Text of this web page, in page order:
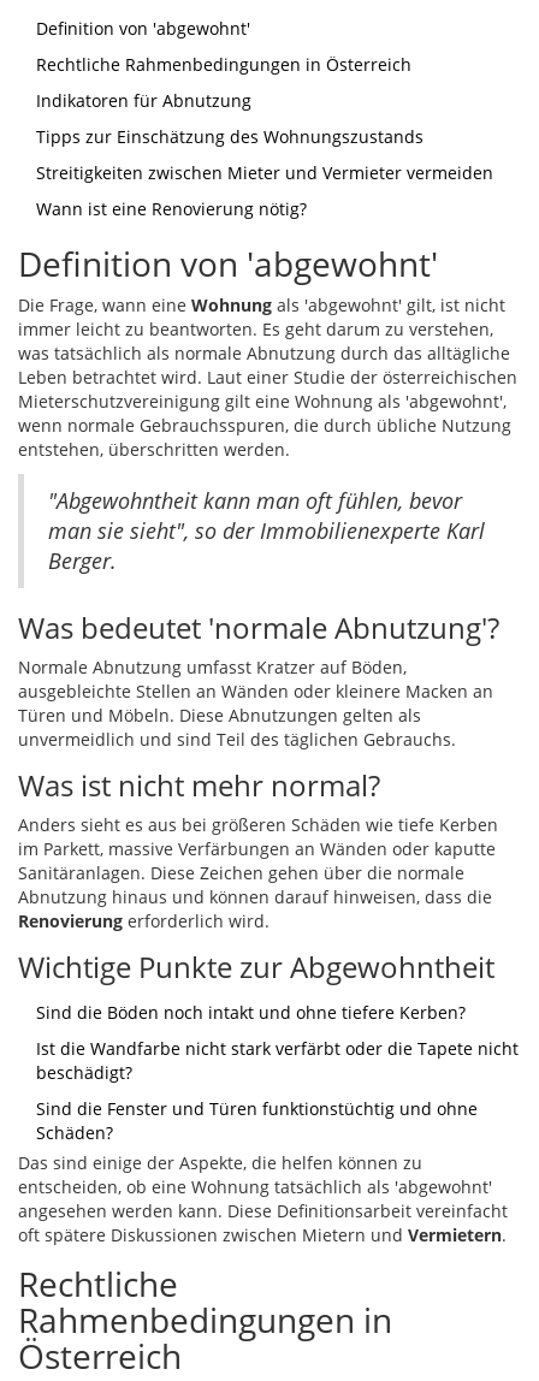
Definition von 'abgewohnt'
Rechtliche Rahmenbedingungen in Österreich
Indikatoren für Abnutzung
Tipps zur Einschätzung des Wohnungszustands
Streitigkeiten zwischen Mieter und Vermieter vermeiden
Wann ist eine Renovierung nötig?
Definition von 'abgewohnt'
Die Frage, wann eine Wohnung als 'abgewohnt' gilt, ist nicht
immer leicht zu beantworten. Es geht darum zu verstehen,
was tatsächlich als normale Abnutzung durch das alltägliche
Leben betrachtet wird. Laut einer Studie der österreichischen
Mieterschutzvereinigung gilt eine Wohnung als 'abgewohnt',
wenn normale Gebrauchsspuren, die durch übliche Nutzung
entstehen, überschritten werden.
"Abgewohntheit kann man oft fühlen, bevor
man sie sieht", so der Immobilienexperte Karl
Berger.
Was bedeutet 'normale Abnutzung'?
Normale Abnutzung umfasst Kratzer auf Böden,
ausgebleichte Stellen an Wänden oder kleinere Macken an
Türen und Möbeln. Diese Abnutzungen gelten als
unvermeidlich und sind Teil des täglichen Gebrauchs.
Was ist nicht mehr normal?
Anders sieht es aus bei größeren Schäden wie tiefe Kerben
im Parkett, massive Verfärbungen an Wänden oder kaputte
Sanitäranlagen. Diese Zeichen gehen über die normale
Abnutzung hinaus und können darauf hinweisen, dass die
Renovierung erforderlich wird.
Wichtige Punkte zur Abgewohntheit
Sind die Böden noch intakt und ohne tiefere Kerben?
Ist die Wandfarbe nicht stark verfärbt oder die Tapete nicht
beschädigt?
Sind die Fenster und Türen funktionstüchtig und ohne
Schäden?
Das sind einige der Aspekte, die helfen können zu
entscheiden, ob eine Wohnung tatsächlich als 'abgewohnt'
angesehen werden kann. Diese Definitionsarbeit vereinfacht
oft spätere Diskussionen zwischen Mietern und Vermietern.
Rechtliche
Rahmenbedingungen in
Österreich